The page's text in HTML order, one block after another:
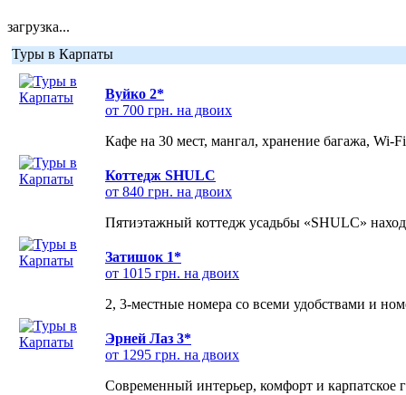
загрузка...
Туры в Карпаты
Вуйко 2*
от 700 грн. на двоих
Кафе на 30 мест, мангал, хранение багажа, Wi-
Коттедж SHULC
от 840 грн. на двоих
Пятиэтажный коттедж усадьбы «SHULC»
Затишок 1*
от 1015 грн. на двоих
2, 3-местные номера со всеми удобствами и
Эрней Лаз 3*
от 1295 грн. на двоих
Современный интерьер, комфорт и карпатское